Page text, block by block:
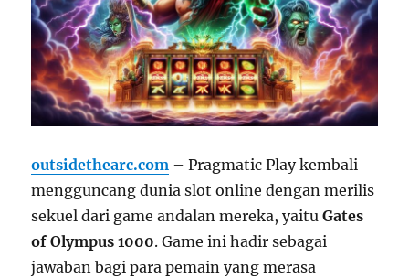
outsidethearc.com – Pragmatic Play kembali
mengguncang dunia slot online dengan merilis
sekuel dari game andalan mereka, yaituGates
of Olympus 1000. Game ini hadir sebagai
jawaban bagi para pemain yang merasa